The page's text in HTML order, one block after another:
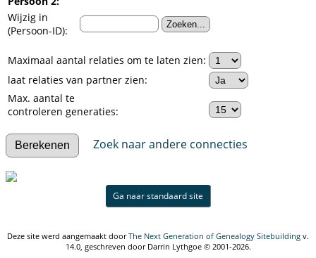
Wijzig in
(Persoon-ID):
Maximaal aantal relaties om te laten zien:
laat relaties van partner zien:
Max. aantal te
controleren generaties:
Zoek naar andere connecties
Ga naar standaard site
Deze site werd aangemaakt doorThe Next Generation of Genealogy Sitebuilding v.
14.0, geschreven door Darrin Lythgoe © 2001-2026.